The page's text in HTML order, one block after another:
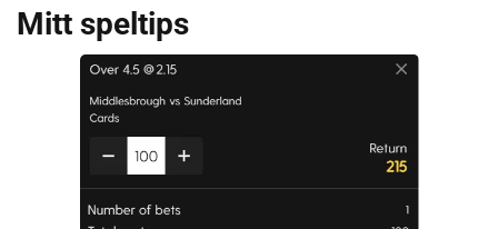
Mitt speltips